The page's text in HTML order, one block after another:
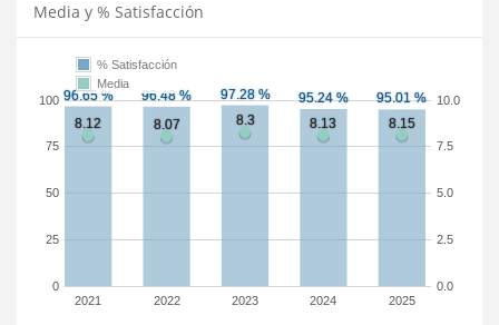
Media y % Satisfacción
2021 2022 2023 2024 2025
0
25
50
75
100
0.0
2.5
5.0
7.5
10.0
% Satisfacción
Media